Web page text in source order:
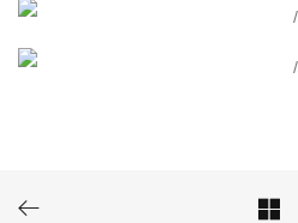
 